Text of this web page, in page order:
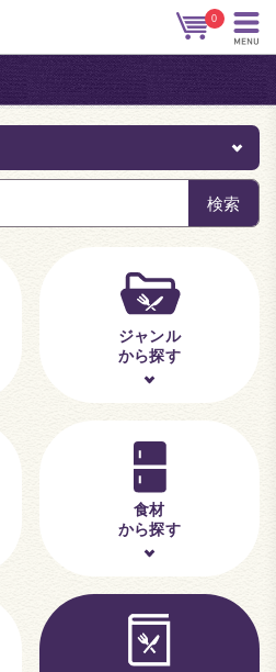
0
ジャンル
から探す
食材
から探す